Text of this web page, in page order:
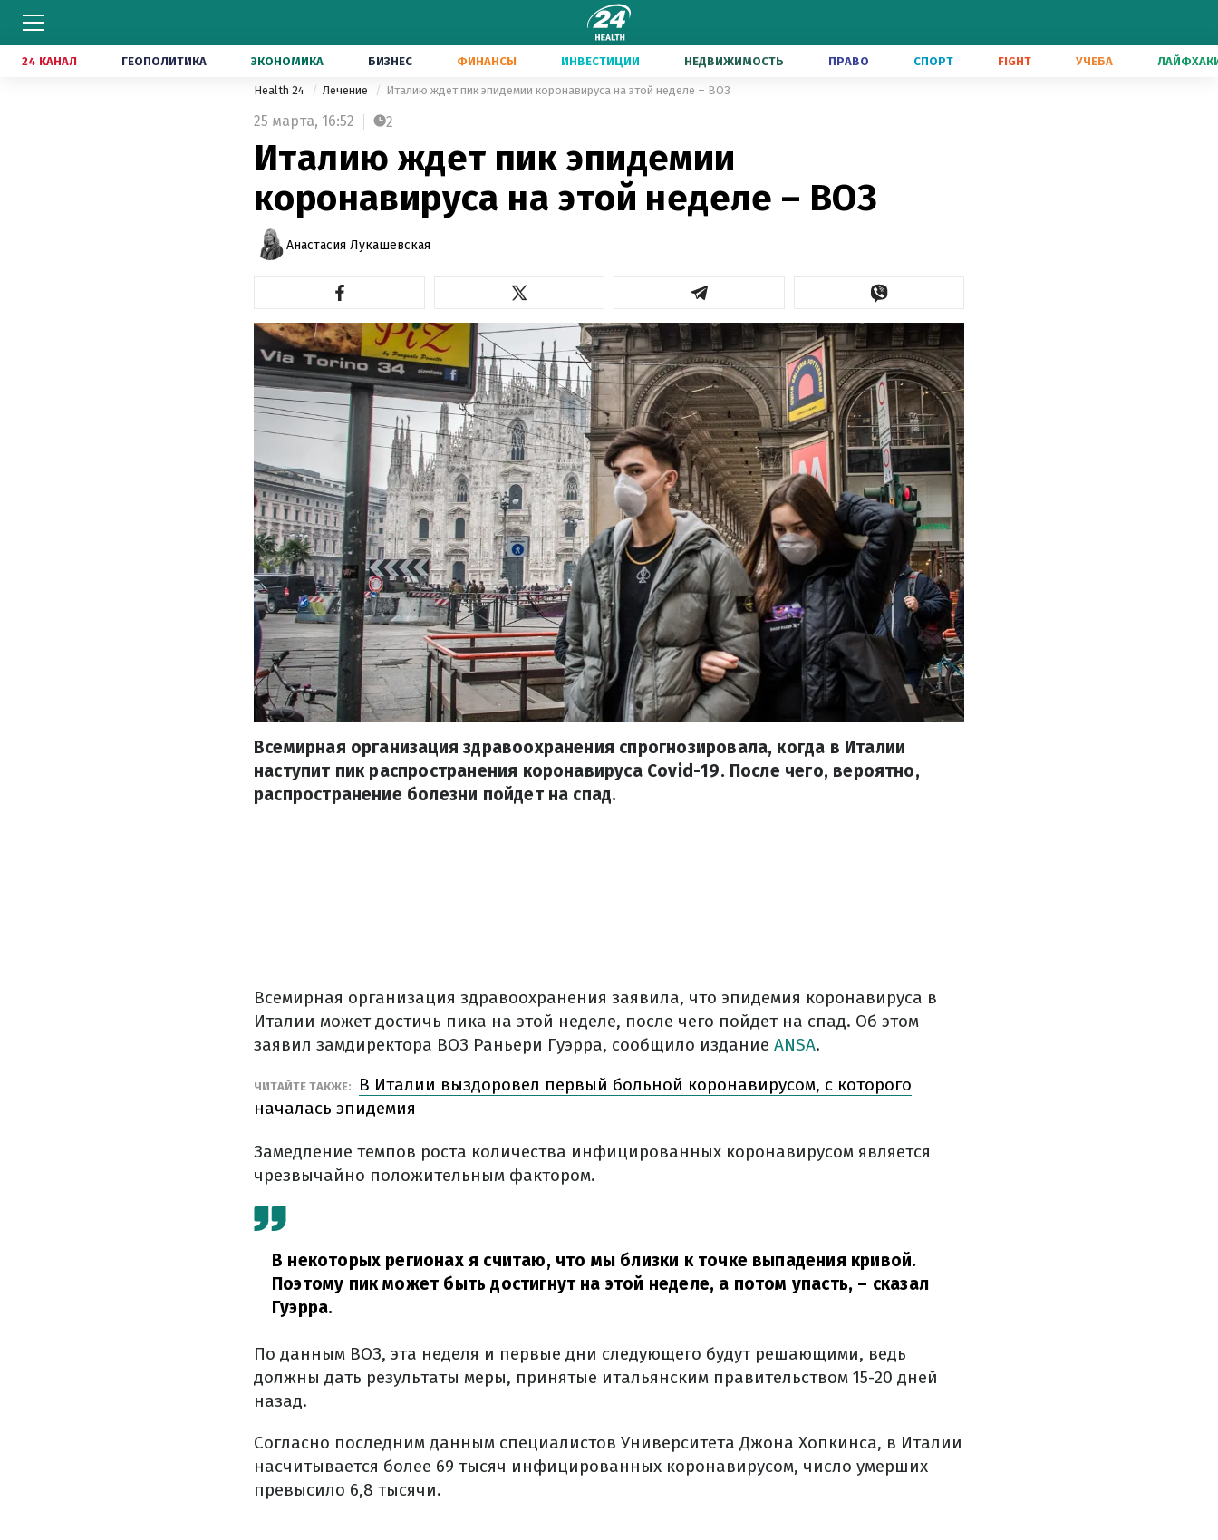
24 КАНАЛ ГЕОПОЛИТИКА ЭКОНОМИКА БИЗНЕС ФИНАНСЫ ИНВЕСТИЦИИ НЕДВИЖИМОСТЬ ПРАВО СПОРТ FIGHT УЧЕБА
Health 24 Лечение Италию ждет пик эпидемии коронавируса на этой неделе – ВОЗ
25 марта, 16:52 2
Италию ждет пик эпидемии
коронавируса на этой неделе – ВОЗ
Анастасия Лукашевская
Всемирная организация здравоохранения спрогнозировала, когда в Италии
наступит пик распространения коронавируса Covid-19. После чего, вероятно,
распространение болезни пойдет на спад.
Всемирная организация здравоохранения заявила, что эпидемия коронавируса в
Италии может достичь пика на этой неделе, после чего пойдет на спад. Об этом
заявил замдиректора ВОЗ Раньери Гуэрра, сообщило издание ANSA.
ЧИТАЙТЕ ТАКЖЕ:
В Италии выздоровел первый больной коронавирусом, с которого
началась эпидемия
Замедление темпов роста количества инфицированных коронавирусом является
чрезвычайно положительным фактором.
В некоторых регионах я считаю, что мы близки к точке выпадения кривой.
Поэтому пик может быть достигнут на этой неделе, а потом упасть, – сказал
Гуэрра.
По данным ВОЗ, эта неделя и первые дни следующего будут решающими, ведь
должны дать результаты меры, принятые итальянским правительством 15-20 дней
назад.
Согласно последним данным специалистов Университета Джона Хопкинса, в Италии
насчитывается более 69 тысяч инфицированных коронавирусом, число умерших
превысило 6,8 тысячи.